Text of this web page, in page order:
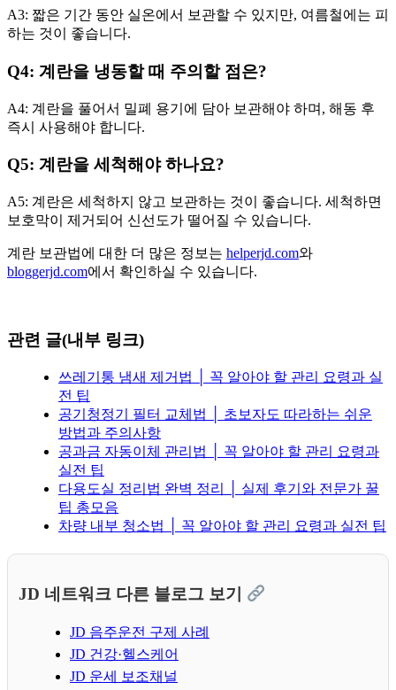
A3: 짧은 기간 동안 실온에서 보관할 수 있지만, 여름철에는 피
하는 것이 좋습니다.
Q4: 계란을 냉동할 때 주의할 점은?
A4: 계란을 풀어서 밀폐 용기에 담아 보관해야 하며, 해동 후
즉시 사용해야 합니다.
Q5: 계란을 세척해야 하나요?
A5: 계란은 세척하지 않고 보관하는 것이 좋습니다. 세척하면
보호막이 제거되어 신선도가 떨어질 수 있습니다.
계란 보관법에 대한 더 많은 정보는 helperjd.com와
bloggerjd.com에서 확인하실 수 있습니다.
관련 글(내부 링크)
쓰레기통 냄새 제거법 │ 꼭 알아야 할 관리 요령과 실
전 팁
공기청정기 필터 교체법 │ 초보자도 따라하는 쉬운
방법과 주의사항
공과금 자동이체 관리법 │ 꼭 알아야 할 관리 요령과
실전 팁
다용도실 정리법 완벽 정리 │ 실제 후기와 전문가 꿀
팁 총모음
차량 내부 청소법 │ 꼭 알아야 할 관리 요령과 실전 팁
JD 네트워크 다른 블로그 보기
JD 음주운전 구제 사례
JD 건강·헬스케어
JD 운세 보조채널